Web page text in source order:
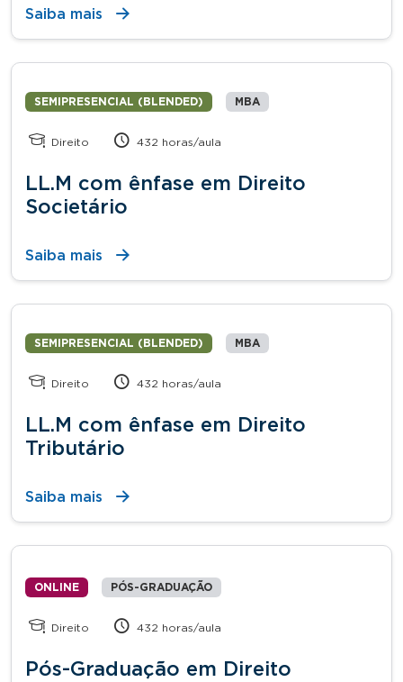
Saiba mais
SEMIPRESENCIAL (BLENDED) MBA
Direito 432 horas/aula
LL.M com ênfase em Direito
Societário
Saiba mais
SEMIPRESENCIAL (BLENDED) MBA
Direito 432 horas/aula
LL.M com ênfase em Direito
Tributário
Saiba mais
ONLINE PÓS-GRADUAÇÃO
Direito 432 horas/aula
Pós-Graduação em Direito